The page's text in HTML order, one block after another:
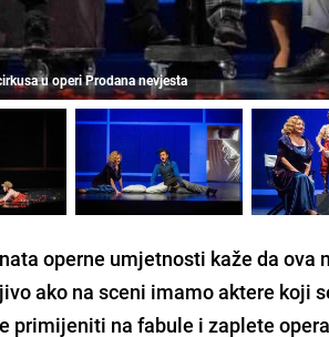
u operi Prodana nevjesta
operne umjetnosti kaže da ova
ako na sceni imamo aktere koji
primijeniti na fabule i zaplete